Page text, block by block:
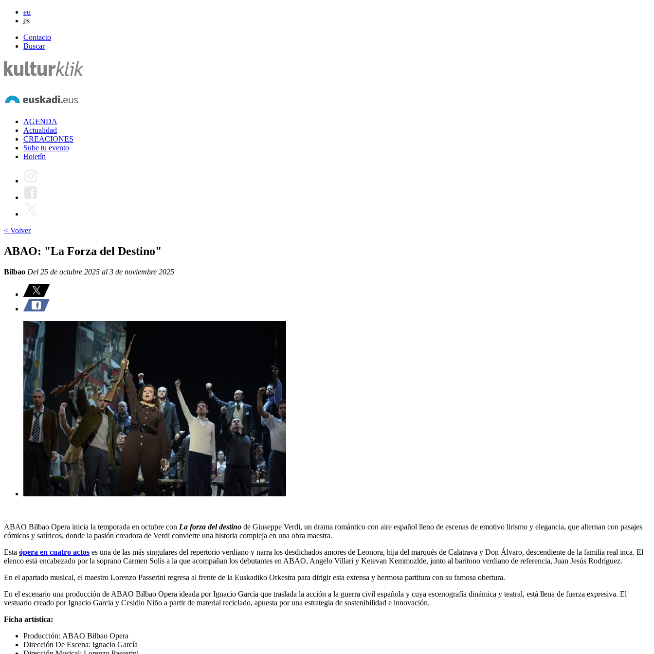
eu
es
Contacto
Buscar
AGENDA
Actualidad
CREACIONES
Sube tu evento
Boletín
< Volver
ABAO: "La Forza del Destino"
Bilbao Del 25 de octubre 2025 al 3 de noviembre 2025
ABAO Bilbao Opera inicia la temporada en octubre con La forza del destino de Giuseppe Verdi, un drama romántico con aire español lleno de escenas de emotivo lirismo y elegancia, que alternan con pasajes
cómicos y satíricos, donde la pasión creadora de Verdi convierte una historia compleja en una obra maestra.
Esta ópera en cuatro actos es una de las más singulares del repertorio verdiano y narra los desdichados amores de Leonora, hija del marqués de Calatrava y Don Álvaro, descendiente de la familia real inca. El
elenco está encabezado por la soprano Carmen Solís a la que acompañan los debutantes en ABAO, Angelo Villari y Ketevan Kemmozlde, junto al barítono verdiano de referencia, Juan Jesús Rodríguez.
En el apartado musical, el maestro Lorenzo Passerini regresa al frente de la Euskadiko Orkestra para dirigir esta extensa y hermosa partitura con su famosa obertura.
En el escenario una producción de ABAO Bilbao Opera ideada por Ignacio García que traslada la acción a la guerra civil española y cuya escenografía dinámica y teatral, está llena de fuerza expresiva. El
vestuario creado por Ignacio Garcia y Cesidio Niño a partir de material reciclado, apuesta por una estrategia de sostenibilidad e innovación.
Ficha artística:
Producción: ABAO Bilbao Opera
Dirección De Escena: Ignacio García